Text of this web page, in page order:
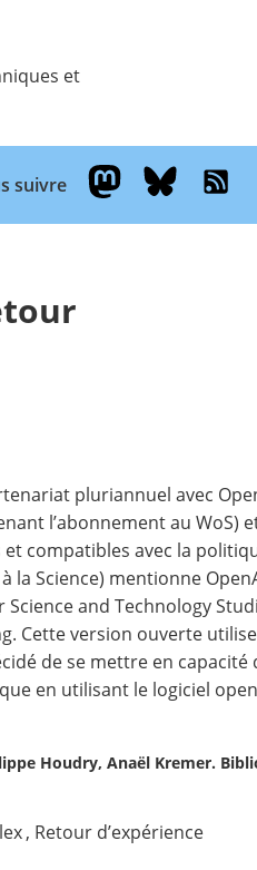
et
suivre
pluriannuel avec
l’abonnement au WoS)
compatibles avec la
la Science) mentionne
and Technology
Cette version ouverte utilise
de se mettre en
en utilisant le logiciel
Houdry, Anaël Kremer.
, Retour d’expérience